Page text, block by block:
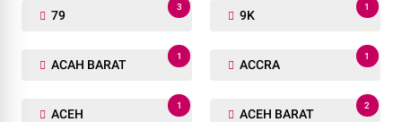
79
3
9K
1
ACAH BARAT
1
ACCRA
1
ACEH
1
ACEH BARAT
2